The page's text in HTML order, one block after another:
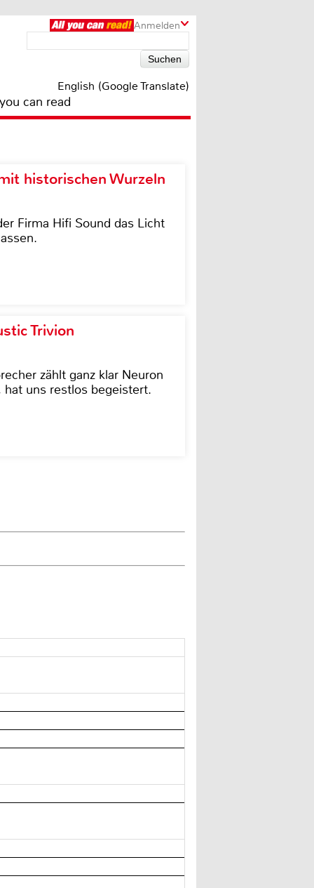
Anmelden
English (Google Translate)
can read
historischen Wurzeln
Firma Hifi Sound das Licht
Trivion
zählt ganz klar Neuron
uns restlos begeistert.